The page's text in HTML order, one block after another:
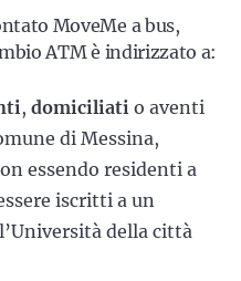
MoveMe a bus,
ATM è indirizzato a:
, domiciliati o aventi
di Messina,
essendo residenti a
iscritti a un
della città